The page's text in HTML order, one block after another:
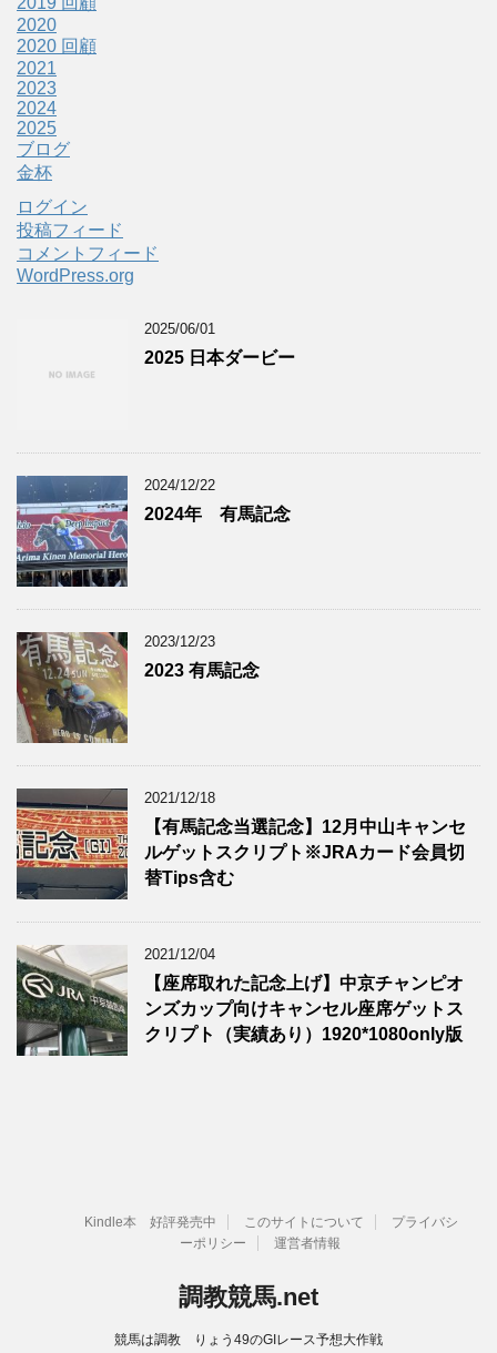
2020
2020 回顧
2021
2023
2024
2025
ブログ
金杯
ログイン
投稿フィード
コメントフィード
WordPress.org
2025/06/01
2025 日本ダービー
2024/12/22
2024年 有馬記念
2023/12/23
2023 有馬記念
2021/12/18
【有馬記念当選記念】12月中山キャンセ
ルゲットスクリプト※JRAカード会員切
替Tips含む
2021/12/04
【座席取れた記念上げ】中京チャンピオ
ンズカップ向けキャンセル座席ゲットス
クリプト（実績あり）1920*1080only版
Kindle本 好評発売中 このサイトについて
プライバシ
ーポリシー
運営者情報
調教競馬.net
競馬は調教 りょう49のGIレース予想大作戦